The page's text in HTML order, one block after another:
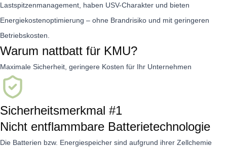
Lastspitzenmanagement, haben USV-Charakter und bieten
Energiekostenoptimierung – ohne Brandrisiko und mit geringeren
Betriebskosten.
Warum nattbatt für KMU?
Maximale Sicherheit, geringere Kosten für Ihr Unternehmen
Sicherheitsmerkmal #1
Nicht entflammbare Batterietechnologie
Die Batterien bzw. Energiespeicher sind aufgrund ihrer Zellchemie